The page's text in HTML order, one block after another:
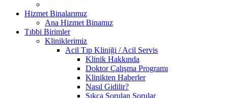
Hizmet Binalarımız
Ana Hizmet Binamız
Tıbbi Birimler
Kliniklerimiz
Acil Tıp Kliniği / Acil Servis
Klinik Hakkında
Doktor Çalışma Programı
Klinikten Haberler
Nasıl Gidilir?
Sıkça Sorulan Sorular